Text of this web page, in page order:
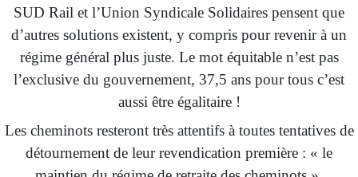
SUD Rail et l’Union Syndicale Solidaires pensent que
d’autres solutions existent, y compris pour revenir à un
régime général plus juste. Le mot équitable n’est pas
l’exclusive du gouvernement, 37,5 ans pour tous c’est
aussi être égalitaire !
Les cheminots resteront très attentifs à toutes tentatives de
détournement de leur revendication première : « le